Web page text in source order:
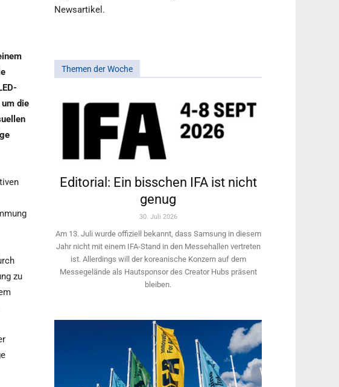
die
zu
Newsartikel.
Themen der Woche
Editorial: Ein bisschen IFA ist nicht
genug
30. Juli 2026
Am 13. Juli wurde offiziell bekannt, dass Samsung in diesem
Jahr nicht mit einem IFA-Stand in den Messehallen vertreten
ist. Allerdings will ­der koreanische Konzern auf dem
Messegelände als Hautsponsor des Creator Hubs präsent
bleiben.